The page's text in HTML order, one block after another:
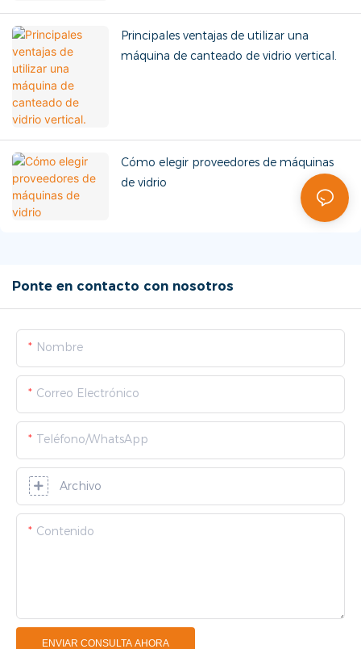
Principales ventajas de utilizar una
máquina de canteado de vidrio vertical.
Cómo elegir proveedores de máquinas
de vidrio
Ponte en contacto con nosotros
Nombre
Correo Electrónico
Teléfono/WhatsApp
Archivo
Contenido
ENVIAR CONSULTA AHORA